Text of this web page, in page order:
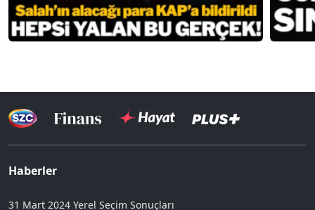
Haberler
31 Mart 2024 Yerel Seçim Sonuçları